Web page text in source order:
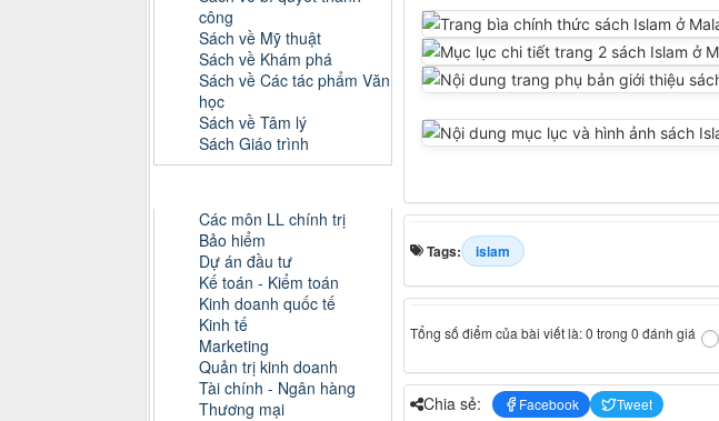
Tags: islam
Tổng số điểm của bài viết là: 0 trong 0 đánh giá
Chia sẻ: Facebook Tweet
công
Sách về Mỹ thuật
Sách về Khám phá
Sách về Các tác phẩm Văn
học
Sách về Tâm lý
Sách Giáo trình
Các môn LL chính trị
Bảo hiểm
Dự án đầu tư
Kế toán - Kiểm toán
Kinh doanh quốc tế
Kinh tế
Marketing
Quản trị kinh doanh
Tài chính - Ngân hàng
Thương mại